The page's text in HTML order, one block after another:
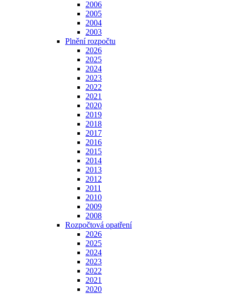
2006
2005
2004
2003
Plnění rozpočtu
2026
2025
2024
2023
2022
2021
2020
2019
2018
2017
2016
2015
2014
2013
2012
2011
2010
2009
2008
Rozpočtová opatření
2026
2025
2024
2023
2022
2021
2020